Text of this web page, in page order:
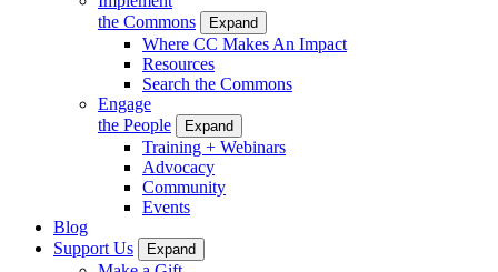
the Commons
Expand
Where CC Makes An Impact
Resources
Search the Commons
Engage
the People
Expand
Training + Webinars
Advocacy
Community
Events
Blog
Support Us
Expand